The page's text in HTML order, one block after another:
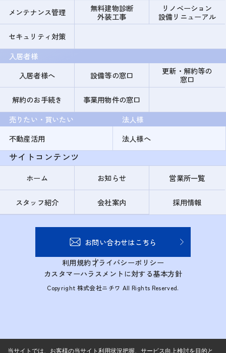
メンテナンス管理
無料建物診断
外装工事
リノベーション
設備リニューアル
セキュリティ対策
入居者様
入居者様へ
設備等の窓口
更新・解約等の
窓口
解約のお手続き
事業用物件の窓口
売りたい・買いたい
不動産活用
法人様
法人様へ
サイトコンテンツ
ホーム お知らせ 営業所一覧
スタッフ紹介 会社案内 採用情報
お問い合わせはこちら
利用規約プライバシーポリシー
カスタマーハラスメントに対する基本方針
Copyright 株式会社ニチワ All Rights Reserved.
当サイトでは、お客様の当サイト利用状況把握、サービス向上検討を目的と